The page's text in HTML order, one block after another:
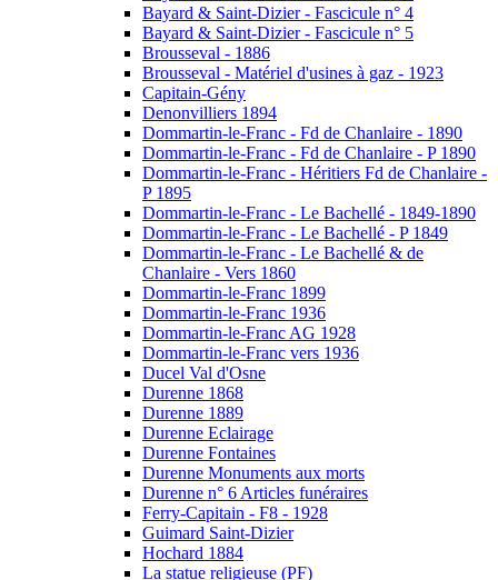
Bayard & Saint-Dizier - Fascicule n° 4
Bayard & Saint-Dizier - Fascicule n° 5
Brousseval - 1886
Brousseval - Matériel d'usines à gaz - 1923
Capitain-Gény
Denonvilliers 1894
Dommartin-le-Franc - Fd de Chanlaire - 1890
Dommartin-le-Franc - Fd de Chanlaire - P 1890
Dommartin-le-Franc - Héritiers Fd de Chanlaire -
P 1895
Dommartin-le-Franc - Le Bachellé - 1849-1890
Dommartin-le-Franc - Le Bachellé - P 1849
Dommartin-le-Franc - Le Bachellé & de
Chanlaire - Vers 1860
Dommartin-le-Franc 1899
Dommartin-le-Franc 1936
Dommartin-le-Franc AG 1928
Dommartin-le-Franc vers 1936
Ducel Val d'Osne
Durenne 1868
Durenne 1889
Durenne Eclairage
Durenne Fontaines
Durenne Monuments aux morts
Durenne n° 6 Articles funéraires
Ferry-Capitain - F8 - 1928
Guimard Saint-Dizier
Hochard 1884
La statue religieuse (PF)